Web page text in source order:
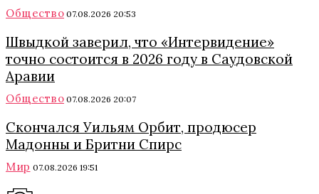
Общество 07.08.2026 20:53
Швыдкой заверил, что «Интервидение»
точно состоится в 2026 году в Саудовской
Аравии
Общество 07.08.2026 20:07
Скончался Уильям Орбит, продюсер
Мадонны и Бритни Спирс
Мир 07.08.2026 19:51